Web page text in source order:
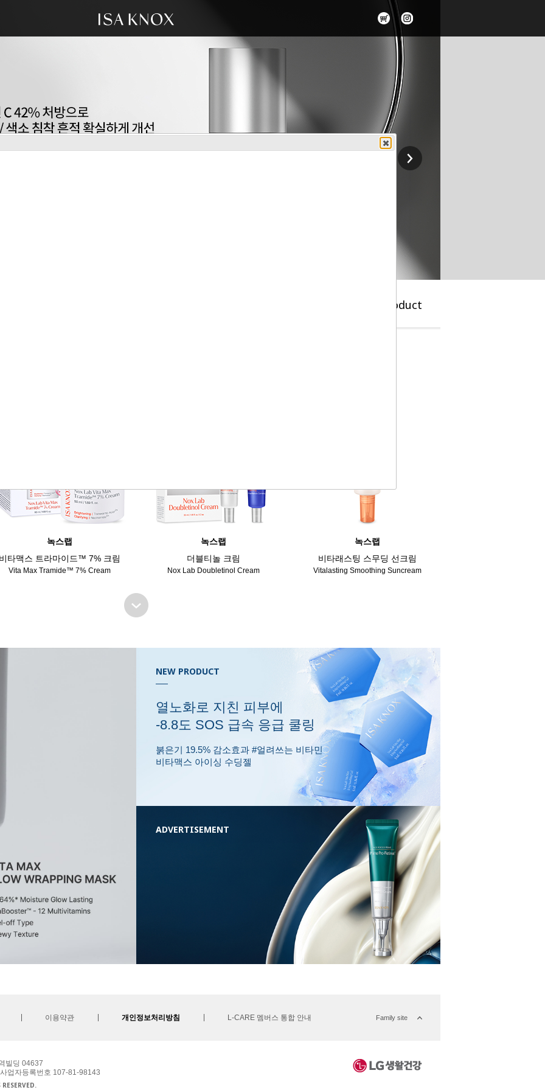
Product
녹스랩
타맥스 트라마이드™ 7% 크림
Vita Max Tramide™ 7% Cream
녹스랩
더블티놀 크림
Nox Lab Doubletinol Cream
녹스랩
비타래스팅 스무딩 선크림
Vitalasting Smoothing Suncream
NEW PRODUCT
열노화로 지친 피부에
-8.8도 SOS 급속 응급 쿨링
붉은기 19.5% 감소효과 #얼려쓰는 비타민
비타맥스 아이싱 수딩젤
ADVERTISEMENT
이용약관 개인정보처리방침 L-CARE 멤버스 통합 안내 Family site
빌딩 04637
업자등록번호 107-81-98143